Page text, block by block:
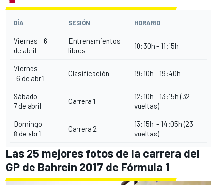
DÍA SESIÓN HORARIO
Viernes 6
de abril
Entrenamientos
libres
10:30h - 11:15h
Viernes
6 de abril
Clasificación 19:10h - 19:40h
Sábado
7 de abril
Carrera 1
12:10h - 13:15h (32
vueltas)
Domingo
8 de abril
Carrera 2
13:15h - 14:05h (23
vueltas)
Las 25 mejores fotos de la carrera del
GP de Bahrein 2017 de Fórmula 1